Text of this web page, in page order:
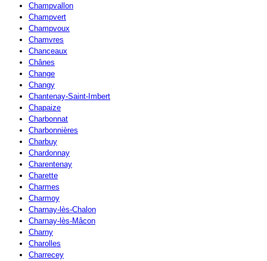
Champvallon
Champvert
Champvoux
Chamvres
Chanceaux
Chânes
Change
Changy
Chantenay-Saint-Imbert
Chapaize
Charbonnat
Charbonnières
Charbuy
Chardonnay
Charentenay
Charette
Charmes
Charmoy
Charnay-lès-Chalon
Charnay-lès-Mâcon
Charny
Charolles
Charrecey